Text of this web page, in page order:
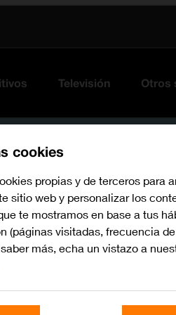
Televisión Otros
cookies
propias y de terceros para
sitio web y personalizar los
te mostramos en base a tus
(páginas visitadas, frecuencia
más, echa un vistazo a